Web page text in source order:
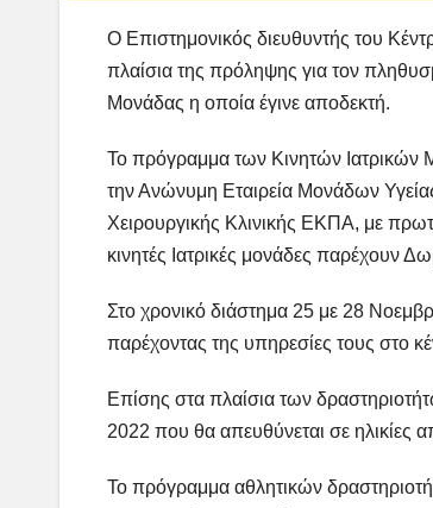
Ο Επιστημονικός διευθυντής του
πλαίσια της πρόληψης για τον
Μονάδας η οποία έγινε αποδεκτή.
Το πρόγραμμα των Κινητών Ιατρικών
την Ανώνυμη Εταιρεία Μονάδων
Χειρουργικής Κλινικής ΕΚΠΑ, με
κινητές Ιατρικές μονάδες παρέχουν
Στο χρονικό διάστημα 25 με 28
παρέχοντας της υπηρεσίες τους στο
Επίσης στα πλαίσια των
2022 που θα απευθύνεται σε ηλικίες
Το πρόγραμμα αθλητικών